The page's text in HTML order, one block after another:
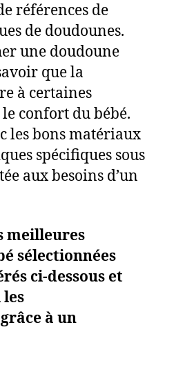
références de
de doudounes.
une doudoune
que la
à certaines
confort du bébé.
les bons matériaux
spécifiques sous
aux besoins d’un
meilleures
sélectionnées
ci-dessous et
à un